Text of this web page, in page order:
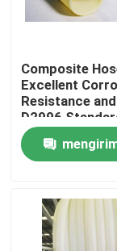
Rumah
Composite
Excellent
Resistance
D2996
Industrial